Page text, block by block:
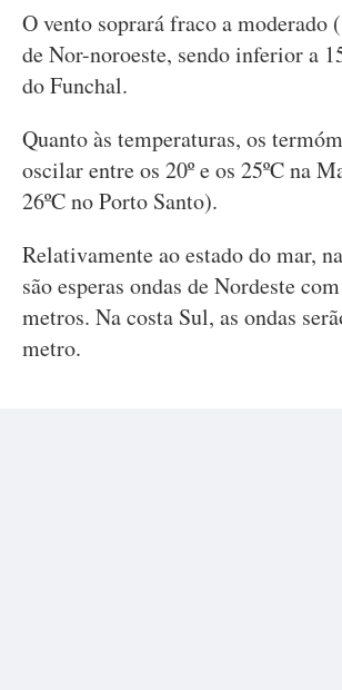
O vento soprará fraco a moderado
de Nor-noroeste, sendo inferior a
do Funchal.
Quanto às temperaturas, os
oscilar entre os 20º e os 25ºC na
26ºC no Porto Santo).
Relativamente ao estado do mar,
são esperas ondas de Nordeste
metros. Na costa Sul, as ondas
metro.